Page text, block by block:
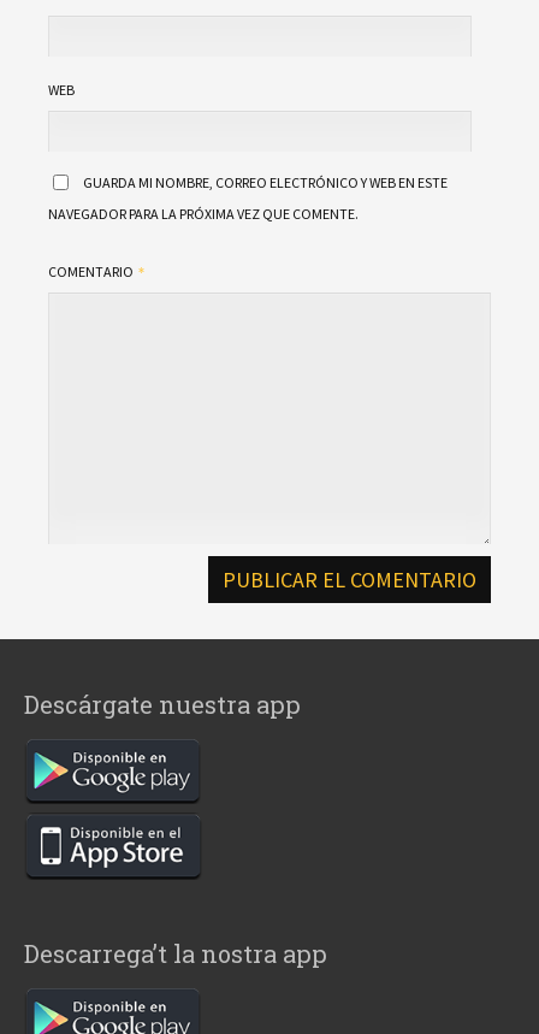
WEB
GUARDA MI NOMBRE, CORREO ELECTRÓNICO Y WEB EN ESTE
NAVEGADOR PARA LA PRÓXIMA VEZ QUE COMENTE.
COMENTARIO
Descárgate nuestra app
Descarrega’t la nostra app